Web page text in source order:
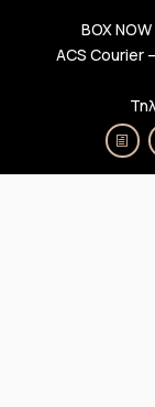
BOX
ACS Courier